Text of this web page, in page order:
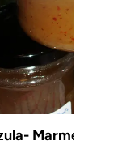
Marmelade